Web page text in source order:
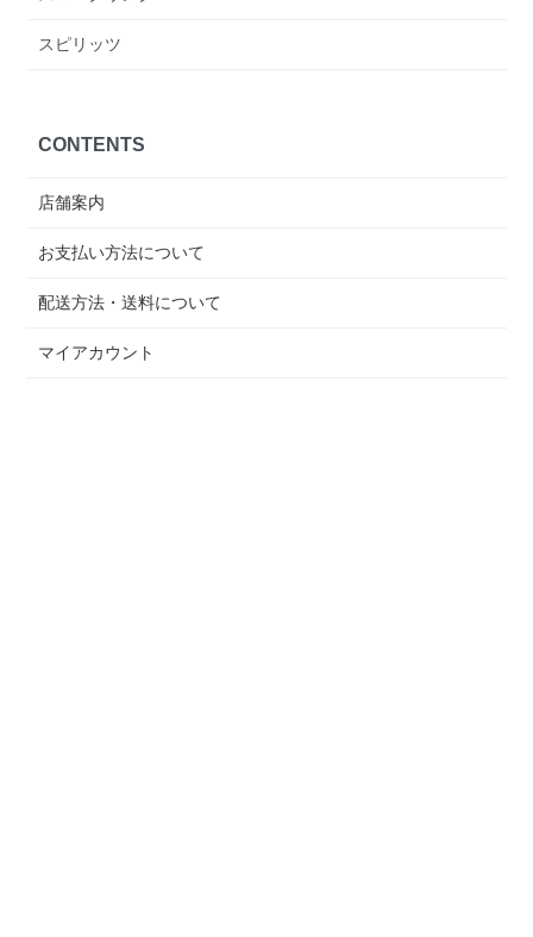
スピリッツ
CONTENTS
店舗案内
お支払い方法について
配送方法・送料について
マイアカウント